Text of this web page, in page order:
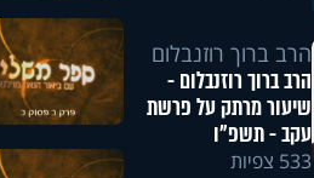
הרב ברוך רוזנבלום
הרב ברוך רוזנבלום -
שיעור מרתק על פרשת
עקב - תשפ"ו
533 צפיות